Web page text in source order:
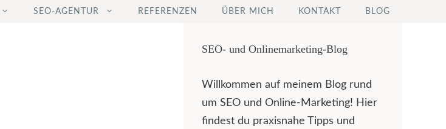
SEO-AGENTUR REFERENZEN ÜBER MICH KONTAKT BLOG
SEO- und Onlinemarketing-Blog
Willkommen auf meinem Blog rund
um SEO und Online-Marketing! Hier
findest du praxisnahe Tipps und